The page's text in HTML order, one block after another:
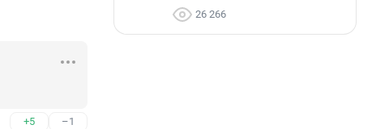
+5 –1
26 266